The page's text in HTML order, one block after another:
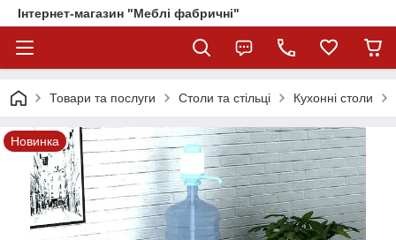
Інтернет-магазин "Меблі фабричні"
Товари та послуги Столи та стільці Кухонні столи
Новинка